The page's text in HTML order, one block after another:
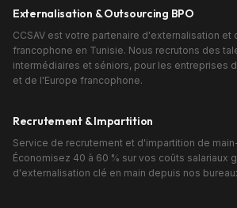
Externalisation & Outsourcing BPO
CCSAV est votre partenaire d'externalisation et
francophone en Tunisie. Nous recrutons des
intermédiaires et séniors, pour les entreprises
et de l'Europe francophone.
Recrutement & Impartition
Service de recrutement et d'impartition de
Économisez 40 à 60 % sur vos coûts salariaux
d'externalisation clé en main depuis nos